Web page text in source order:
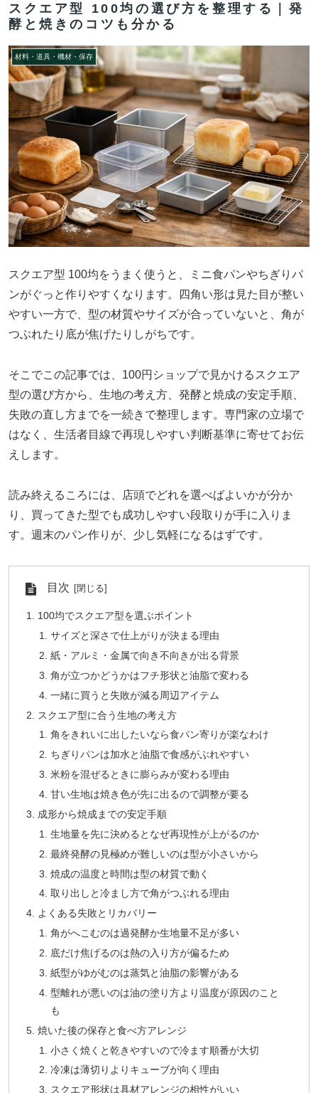
スクエア型 100均の選び方を整理する｜発
酵と焼きのコツも分かる
材料・道具・機材・保存
スクエア型 100均をうまく使うと、ミニ食パンやちぎりパ
ンがぐっと作りやすくなります。四角い形は見た目が整い
やすい一方で、型の材質やサイズが合っていないと、角が
つぶれたり底が焦げたりしがちです。
そこでこの記事では、100円ショップで見かけるスクエア
型の選び方から、生地の考え方、発酵と焼成の安定手順、
失敗の直し方までを一続きで整理します。専門家の立場で
はなく、生活者目線で再現しやすい判断基準に寄せてお伝
えします。
読み終えるころには、店頭でどれを選べばよいかが分か
り、買ってきた型でも成功しやすい段取りが手に入りま
す。週末のパン作りが、少し気軽になるはずです。
目次
100均でスクエア型を選ぶポイント
サイズと深さで仕上がりが決まる理由
紙・アルミ・金属で向き不向きが出る背景
角が立つかどうかはフチ形状と油脂で変わる
一緒に買うと失敗が減る周辺アイテム
スクエア型に合う生地の考え方
角をきれいに出したいなら食パン寄りが楽なわけ
ちぎりパンは加水と油脂で食感がぶれやすい
米粉を混ぜるときに膨らみが変わる理由
甘い生地は焼き色が先に出るので調整が要る
成形から焼成までの安定手順
生地量を先に決めるとなぜ再現性が上がるのか
最終発酵の見極めが難しいのは型が小さいから
焼成の温度と時間は型の材質で動く
取り出しと冷まし方で角がつぶれる理由
よくある失敗とリカバリー
角がへこむのは過発酵か生地量不足が多い
底だけ焦げるのは熱の入り方が偏るため
紙型がゆがむのは蒸気と油脂の影響がある
型離れが悪いのは油の塗り方より温度が原因のこと
も
焼いた後の保存と食べ方アレンジ
小さく焼くと乾きやすいので冷ます順番が大切
冷凍は薄切りよりキューブが向く理由
スクエア形状は具材アレンジの相性がいい